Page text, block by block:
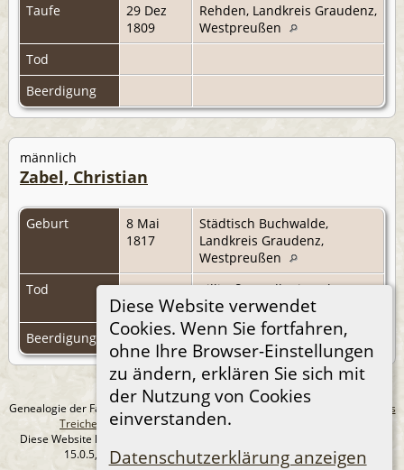
Diese Website verwendet
Cookies. Wenn Sie fortfahren,
ohne Ihre Browser-Einstellungen
zu ändern, erklären Sie sich mit
der Nutzung von Cookies
einverstanden.
Datenschutzerklärung anzeigen
Taufe
29 Dez
1809
Rehden, Landkreis Graudenz,
Westpreußen
Tod
Beerdigung
männlich
Zabel, Christian
Geburt
8 Mai
1817
Städtisch Buchwalde,
Landkreis Graudenz,
Westpreußen
Tod
1887
Villisaß, Landkreis Kulm,
Westpreußen
Beerdigung
Genealogie der Familie Treichel aus Berlin. - erstellt und betreut von
Andreas
Treichel
Copyright © 2014-2026 Alle Rechte vorbehalten.
Diese Website läuft mit
15.0.5, programmiert von Darrin Lythgoe © 2001-2026.